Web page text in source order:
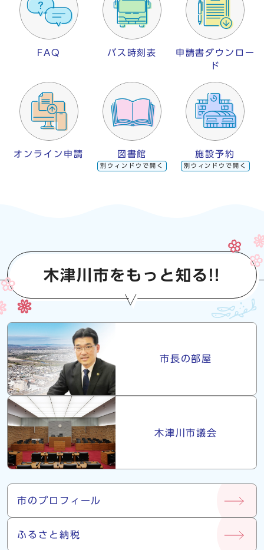
FAQ バス時刻表
申請書ダウンロー
ド
オンライン申請 図書館
別ウィンドウで開く
施設予約
別ウィンドウで開く
木津川市をもっと知る!!
市長・議会
市長の部屋
木津川市議会
市について
市のプロフィール
ふるさと納税